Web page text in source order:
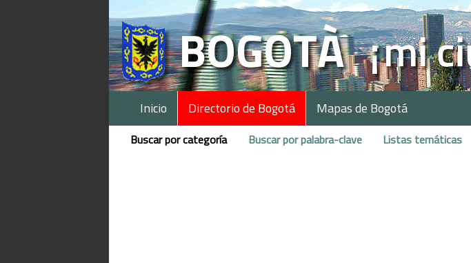
Inicio Directorio de Bogotá Mapas de Bogotá
Buscar por categoría Buscar por palabra-clave Listas temáticas